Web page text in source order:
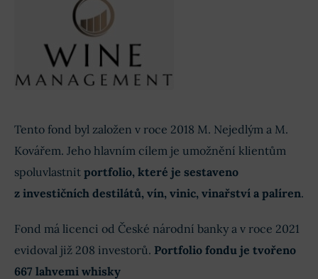
Tento fond byl založen v roce 2018 M. Nejedlým a M.
Kovářem. Jeho hlavním cílem je umožnění klientům
spoluvlastnit portfolio, které je sestaveno
z investičních destilátů, vín, vinic, vinařství a palíren.
Fond má licenci od České národní banky a v roce 2021
evidoval již 208 investorů. Portfolio fondu je tvořeno
667 lahvemi whisky